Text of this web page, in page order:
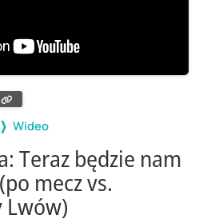
Wideo
Skopiuj
link
Teraz będzie nam
mecz vs.
Lwów)